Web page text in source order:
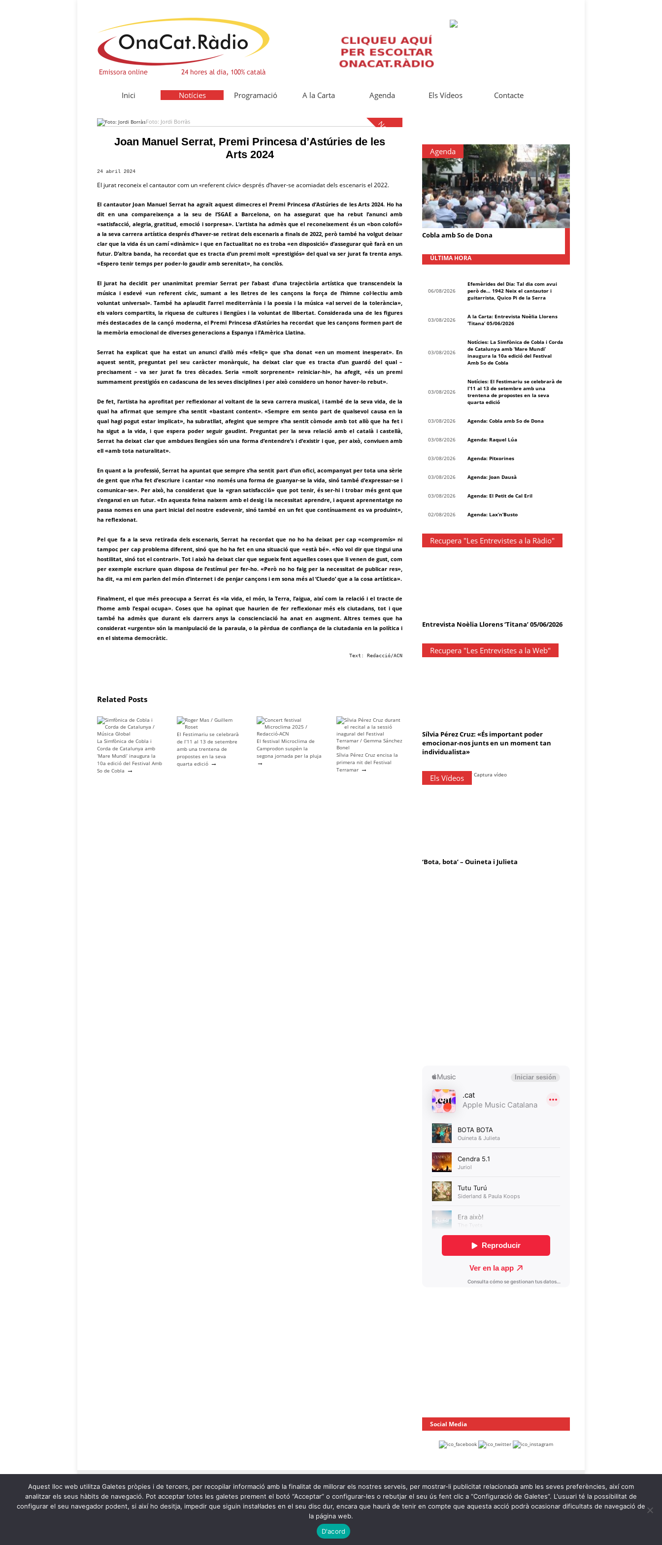
Inici Notícies Programació A la Carta Agenda Els Vídeos Contacte
Notícies
Foto: Jordi Borràs
Joan Manuel Serrat, Premi Princesa d’Astúries de les
Arts 2024
24 abril 2024
El jurat reconeix el cantautor com un «referent cívic» després d’haver-se acomiadat dels escenaris el 2022.
El cantautor Joan Manuel Serrat ha agraït aquest dimecres el Premi Princesa d’Astúries de les Arts 2024. Ho ha
dit en una compareixença a la seu de l’SGAE a Barcelona, on ha assegurat que ha rebut l’anunci amb
«satisfacció, alegria, gratitud, emoció i sorpresa». L’artista ha admès que el reconeixement és un «bon colofó»
a la seva carrera artística després d’haver-se retirat dels escenaris a finals de 2022, però també ha volgut deixar
clar que la vida és un camí «dinàmic» i que en l’actualitat no es troba «en disposició» d’assegurar què farà en un
futur. D’altra banda, ha recordat que es tracta d’un premi molt «prestigiós» del qual va ser jurat fa trenta anys.
«Espero tenir temps per poder-lo gaudir amb serenitat», ha conclòs.
El jurat ha decidit per unanimitat premiar Serrat per l’abast d’una trajectòria artística que transcendeix la
música i esdevé «un referent cívic, sumant a les lletres de les cançons la força de l’himne col·lectiu amb
voluntat universal». També ha aplaudit l’arrel mediterrània i la poesia i la música «al servei de la tolerància»,
els valors compartits, la riquesa de cultures i llengües i la voluntat de llibertat. Considerada una de les figures
més destacades de la cançó moderna, el Premi Princesa d’Astúries ha recordat que les cançons formen part de
la memòria emocional de diverses generacions a Espanya i l’Amèrica Llatina.
Serrat ha explicat que ha estat un anunci d’allò més «feliç» que s’ha donat «en un moment inesperat». En
aquest sentit, preguntat pel seu caràcter monàrquic, ha deixat clar que es tracta d’un guardó del qual –
precisament – va ser jurat fa tres dècades. Seria «molt sorprenent» reiniciar-hi», ha afegit, «és un premi
summament prestigiós en cadascuna de les seves disciplines i per això considero un honor haver-lo rebut».
De fet, l’artista ha aprofitat per reflexionar al voltant de la seva carrera musical, i també de la seva vida, de la
qual ha afirmat que sempre s’ha sentit «bastant content». «Sempre em sento part de qualsevol causa en la
qual hagi pogut estar implicat», ha subratllat, afegint que sempre s’ha sentit còmode amb tot allò que ha fet i
ha sigut a la vida, i que espera poder seguir gaudint. Preguntat per la seva relació amb el català i castellà,
Serrat ha deixat clar que ambdues llengües són una forma d’entendre’s i d’existir i que, per això, conviuen amb
ell «amb tota naturalitat».
En quant a la professió, Serrat ha apuntat que sempre s’ha sentit part d’un ofici, acompanyat per tota una sèrie
de gent que n’ha fet d’escriure i cantar «no només una forma de guanyar-se la vida, sinó també d’expressar-se i
comunicar-se». Per això, ha considerat que la «gran satisfacció» que pot tenir, és ser-hi i trobar més gent que
s’enganxi en un futur. «En aquesta feina naixem amb el desig i la necessitat aprendre, i aquest aprenentatge no
passa nomes en una part inicial del nostre esdevenir, sinó també en un fet que contínuament es va produint»,
ha reflexionat.
Pel que fa a la seva retirada dels escenaris, Serrat ha recordat que no ho ha deixat per cap «compromís» ni
tampoc per cap problema diferent, sinó que ho ha fet en una situació que «està bé». «No vol dir que tingui una
hostilitat, sinó tot el contrari». Tot i això ha deixat clar que segueix fent aquelles coses que li venen de gust, com
per exemple escriure quan disposa de l’estímul per fer-ho. «Però no ho faig per la necessitat de publicar res»,
ha dit, «a mi em parlen del món d’internet i de penjar cançons i em sona més al ‘Cluedo’ que a la cosa artística».
Finalment, el que més preocupa a Serrat és «la vida, el món, la Terra, l’aigua, així com la relació i el tracte de
l’home amb l’espai ocupa». Coses que ha opinat que haurien de fer reflexionar més els ciutadans, tot i que
també ha admès que durant els darrers anys la conscienciació ha anat en augment. Altres temes que ha
considerat «urgents» són la manipulació de la paraula, o la pèrdua de confiança de la ciutadania en la política i
en el sistema democràtic.
Text: Redacció/ACN
Related Posts
La Simfònica de Cobla i
Corda de Catalunya amb
‘Mare Mundi’ inaugura la
10a edició del Festival Amb
So de Cobla →
El Festimariu se celebrarà
de l’11 al 13 de setembre
amb una trentena de
propostes en la seva
quarta edició →
El festival Microclima de
Camprodon suspèn la
segona jornada per la pluja
→
Sílvia Pérez Cruz encisa la
primera nit del Festival
Terramar →
Agenda
Cobla amb So de Dona
ÚLTIMA HORA
06/08/2026
Efemèrides del Dia: Tal dia com avui
però de… 1942 Neix el cantautor i
guitarrista, Quico Pi de la Serra
03/08/2026
A la Carta: Entrevista Noèlia Llorens
‘Titana’ 05/06/2026
03/08/2026
Notícies: La Simfònica de Cobla i Corda
de Catalunya amb ‘Mare Mundi’
inaugura la 10a edició del Festival
Amb So de Cobla
03/08/2026
Notícies: El Festimariu se celebrarà de
l’11 al 13 de setembre amb una
trentena de propostes en la seva
quarta edició
03/08/2026 Agenda: Cobla amb So de Dona
03/08/2026 Agenda: Raquel Lúa
03/08/2026 Agenda: Pitxorines
03/08/2026 Agenda: Joan Dausà
03/08/2026 Agenda: El Petit de Cal Eril
02/08/2026 Agenda: Lax’n’Busto
Recupera "Les Entrevistes a la Ràdio"
Entrevista Noèlia Llorens ‘Titana’ 05/06/2026
Recupera "Les Entrevistes a la Web"
Sílvia Pérez Cruz: «És important poder
emocionar-nos junts en un moment tan
individualista»
Els Vídeos
‘Bota, bota’ – Ouineta i Julieta
Social Media
Aquest lloc web utilitza Galetes pròpies i de tercers, per recopilar informació amb la finalitat de millorar els nostres serveis, per mostrar-li publicitat relacionada amb les seves preferències, així com
analitzar els seus hàbits de navegació. Pot acceptar totes les galetes prement el botó “Acceptar” o configurar-les o rebutjar el seu ús fent clic a “Configuració de Galetes”. L'usuari té la possibilitat de
configurar el seu navegador podent, si així ho desitja, impedir que siguin instal·lades en el seu disc dur, encara que haurà de tenir en compte que aquesta acció podrà ocasionar dificultats de navegació de
la página web.
D'acord